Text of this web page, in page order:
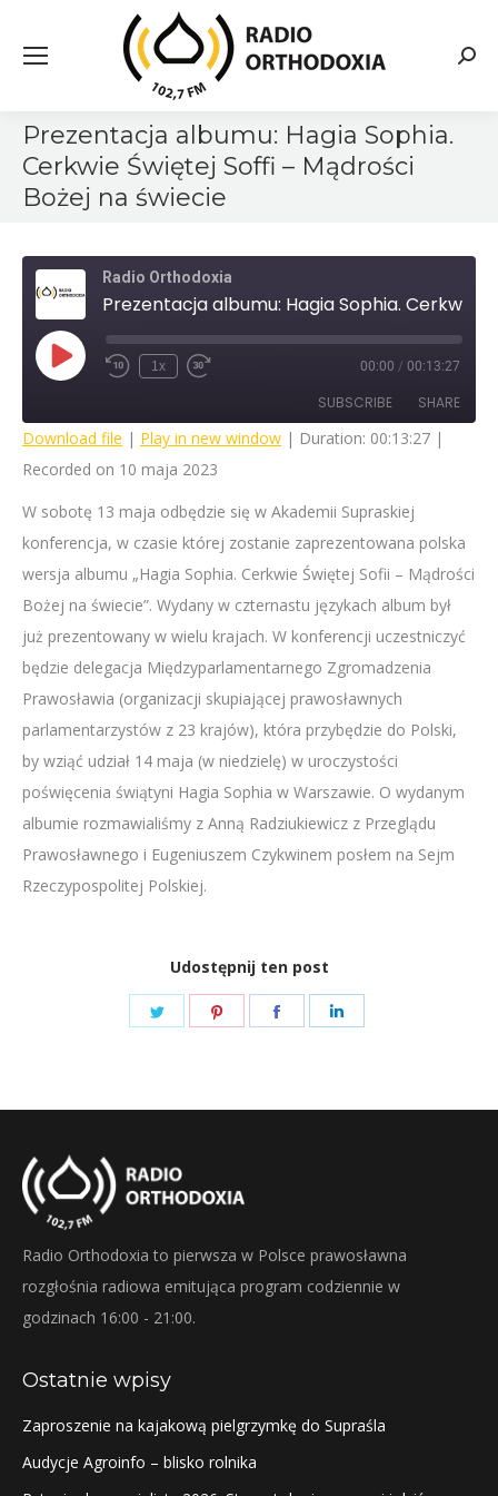
Prezentacja albumu: Hagia Sophia.
Cerkwie Świętej Soffi – Mądrości
Bożej na świecie
Radio Orthodoxia
Play
EpisodeRewind
1x
Fast
seconds
00:00 / 00:13:27
SUBSCRIBE SHARE
SHARE
LINK
Download file | Play in new window | Duration: 00:13:27 |
Recorded on 10 maja 2023
W sobotę 13 maja odbędzie się w Akademii Supraskiej
konferencja, w czasie której zostanie zaprezentowana polska
wersja albumu „Hagia Sophia. Cerkwie Świętej Sofii – Mądrości
Bożej na świecie”. Wydany w czternastu językach album był
już prezentowany w wielu krajach. W konferencji uczestniczyć
będzie delegacja Międzyparlamentarnego Zgromadzenia
Prawosławia (organizacji skupiającej prawosławnych
parlamentarzystów z 23 krajów), która przybędzie do Polski,
by wziąć udział 14 maja (w niedzielę) w uroczystości
poświęcenia świątyni Hagia Sophia w Warszawie. O wydanym
albumie rozmawialiśmy z Anną Radziukiewicz z Przeglądu
Prawosławnego i Eugeniuszem Czykwinem posłem na Sejm
Rzeczypospolitej Polskiej.
Udostępnij ten post
Share
Share
Share
Radio Orthodoxia to pierwsza w Polsce prawosławna
rozgłośnia radiowa emitująca program codziennie w
godzinach 16:00 - 21:00.
Ostatnie wpisy
Zaproszenie na kajakową pielgrzymkę do Supraśla
Audycje Agroinfo – blisko rolnika